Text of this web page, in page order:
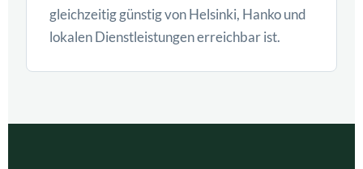
gleichzeitig günstig von Helsinki, Hanko und
lokalen Dienstleistungen erreichbar ist.